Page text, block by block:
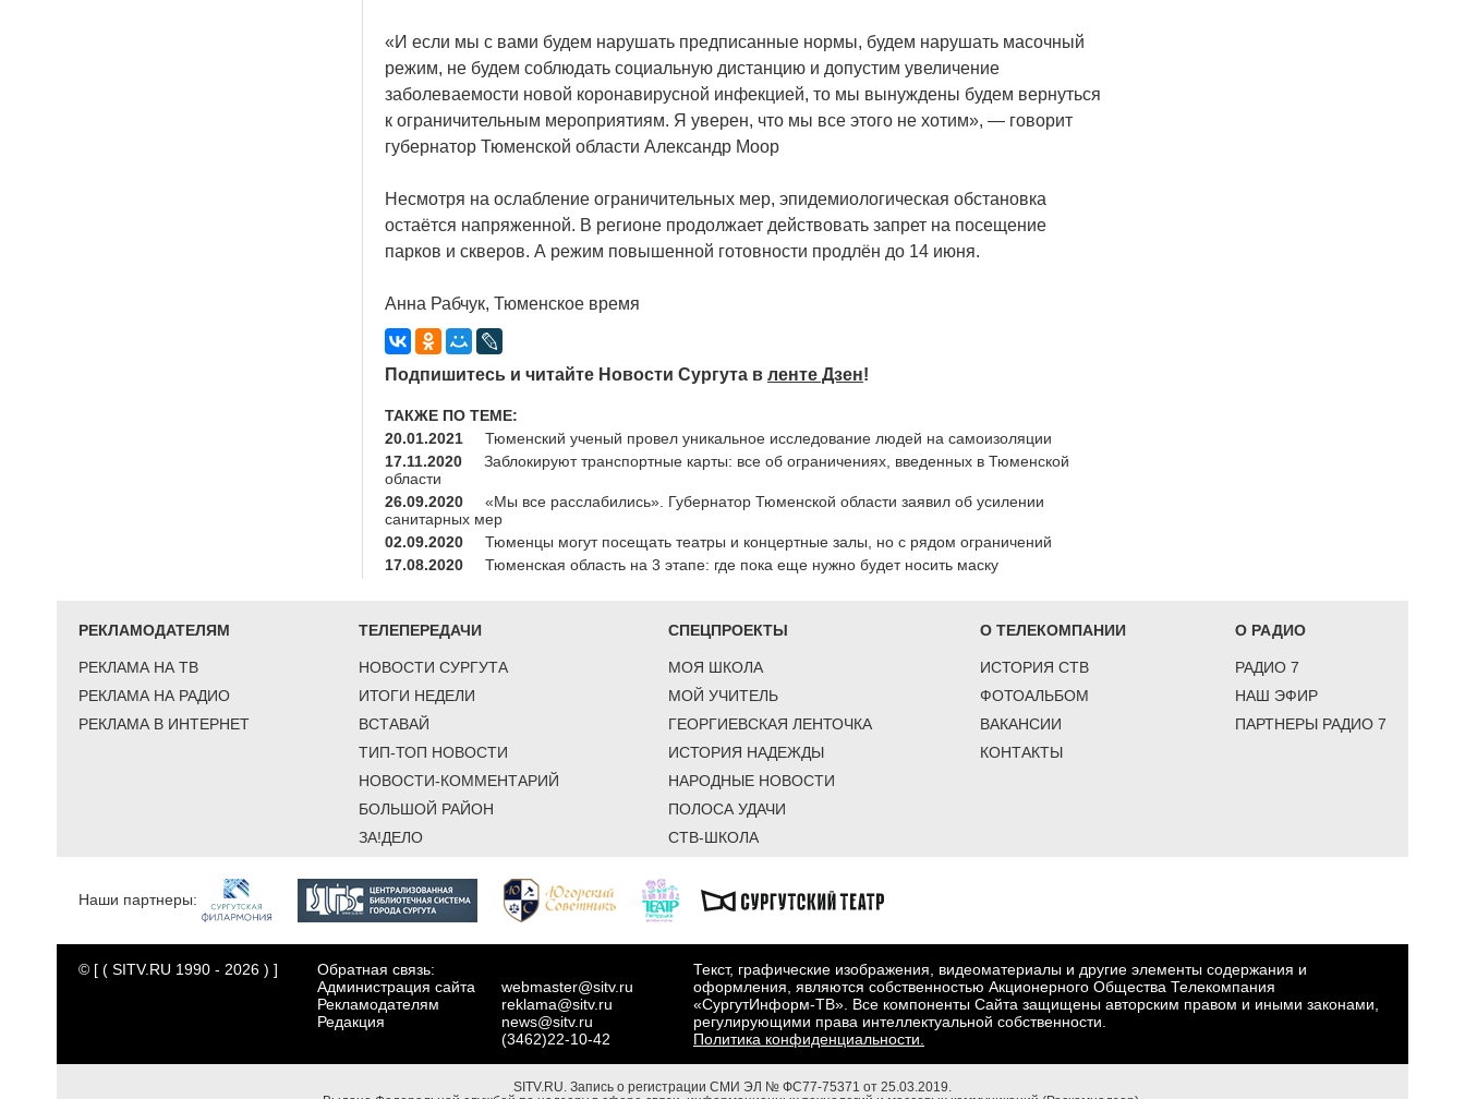
«И если мы с вами будем нарушать предписанные нормы, будем нарушать масочный
режим, не будем соблюдать социальную дистанцию и допустим увеличение
заболеваемости новой коронавирусной инфекцией, то мы вынуждены будем вернуться
к ограничительным мероприятиям. Я уверен, что мы все этого не хотим», — говорит
губернатор Тюменской области Александр Моор
Несмотря на ослабление ограничительных мер, эпидемиологическая обстановка
остаётся напряженной. В регионе продолжает действовать запрет на посещение
парков и скверов. А режим повышенной готовности продлён до 14 июня.
Анна Рабчук, Тюменское время
Подпишитесь и читайте Новости Сургута в ленте Дзен!
ТАКЖЕ ПО ТЕМЕ:
20.01.2021
Тюменский ученый провел уникальное исследование людей на самоизоляции
17.11.2020
Заблокируют транспортные карты: все об ограничениях, введенных в Тюменской
области
26.09.2020
«Мы все расслабились». Губернатор Тюменской области заявил об усилении
санитарных мер
02.09.2020
Тюменцы могут посещать театры и концертные залы, но с рядом ограничений
17.08.2020
Тюменская область на 3 этапе: где пока еще нужно будет носить маску
РЕКЛАМОДАТЕЛЯМ
РЕКЛАМА НА ТВ
РЕКЛАМА НА РАДИО
РЕКЛАМА В ИНТЕРНЕТ
ТЕЛЕПЕРЕДАЧИ
НОВОСТИ СУРГУТА
ИТОГИ НЕДЕЛИ
ВСТАВАЙ
ТИП-ТОП НОВОСТИ
НОВОСТИ-КОММЕНТАРИЙ
БОЛЬШОЙ РАЙОН
ЗА!ДЕЛО
СПЕЦПРОЕКТЫ
МОЯ ШКОЛА
МОЙ УЧИТЕЛЬ
ГЕОРГИЕВСКАЯ ЛЕНТОЧКА
ИСТОРИЯ НАДЕЖДЫ
НАРОДНЫЕ НОВОСТИ
ПОЛОСА УДАЧИ
СТВ-ШКОЛА
О ТЕЛЕКОМПАНИИ
ИСТОРИЯ СТВ
ФОТОАЛЬБОМ
ВАКАНСИИ
КОНТАКТЫ
О РАДИО
РАДИО 7
НАШ ЭФИР
ПАРТНЕРЫ РАДИО 7
Наши партнеры:
© [ ( SITV.RU 1990 - 2026 ) ]
Обратная связь:
Администрация сайта
Рекламодателям
Редакция
webmaster@sitv.ru
reklama@sitv.ru
news@sitv.ru
(3462)22-10-42
Текст, графические изображения, видеоматериалы и другие элементы содержания и
оформления, являются собственностью Акционерного Общества Телекомпания
«СургутИнформ-ТВ». Все компоненты Сайта защищены авторским правом и иными законами,
регулирующими права интеллектуальной собственности.
Политика конфиденциальности.
SITV.RU. Запись о регистрации СМИ ЭЛ № ФС77-75371 от 25.03.2019.